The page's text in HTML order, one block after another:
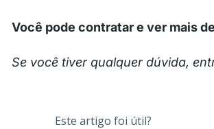
Você pode contratar e ver mais
Se você tiver qualquer dúvida,
Este artigo foi útil?